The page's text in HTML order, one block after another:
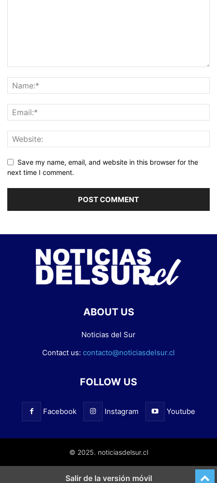
Save my name, email, and website in this browser for the
next time I comment.
ABOUT US
Noticias del Sur
Contact us: contacto@noticiasdelsur.cl
FOLLOW US
Facebook Instagram Youtube
© 2025. noticiasdelsur.cl
Salir de la versión móvil